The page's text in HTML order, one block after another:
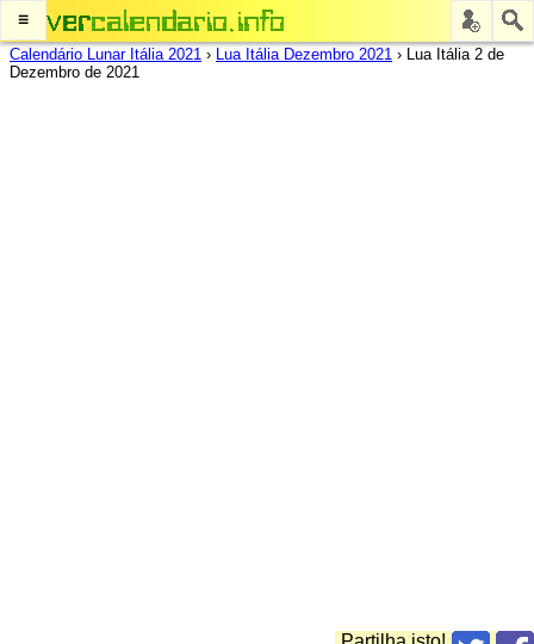
≡
Calendário Lunar Itália 2021 › Lua Itália Dezembro 2021 › Lua Itália 2 de
Dezembro de 2021